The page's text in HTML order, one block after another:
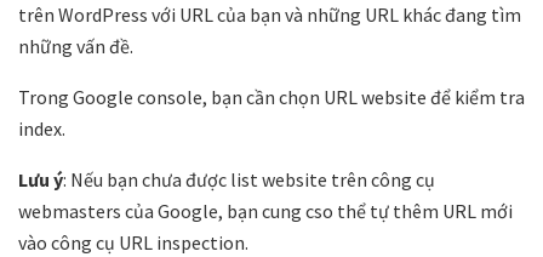
trên WordPress với URL của bạn và những URL khác đang tìm
những vấn đề.
Trong Google console, bạn cần chọn URL website để kiểm tra
index.
Lưu ý: Nếu bạn chưa được list website trên công cụ
webmasters của Google, bạn cung cso thể tự thêm URL mới
vào công cụ URL inspection.